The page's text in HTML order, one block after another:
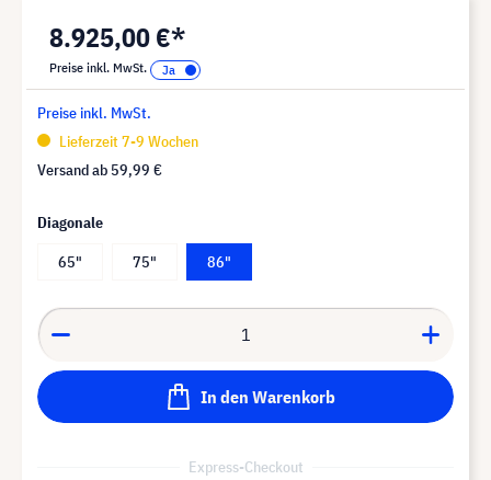
8.925,00 €*
Preise inkl. MwSt.
Preise inkl. MwSt.
Lieferzeit 7-9 Wochen
Versand ab 59,99 €
Diagonale
65"
75" 86"
In den Warenkorb
Express-Checkout